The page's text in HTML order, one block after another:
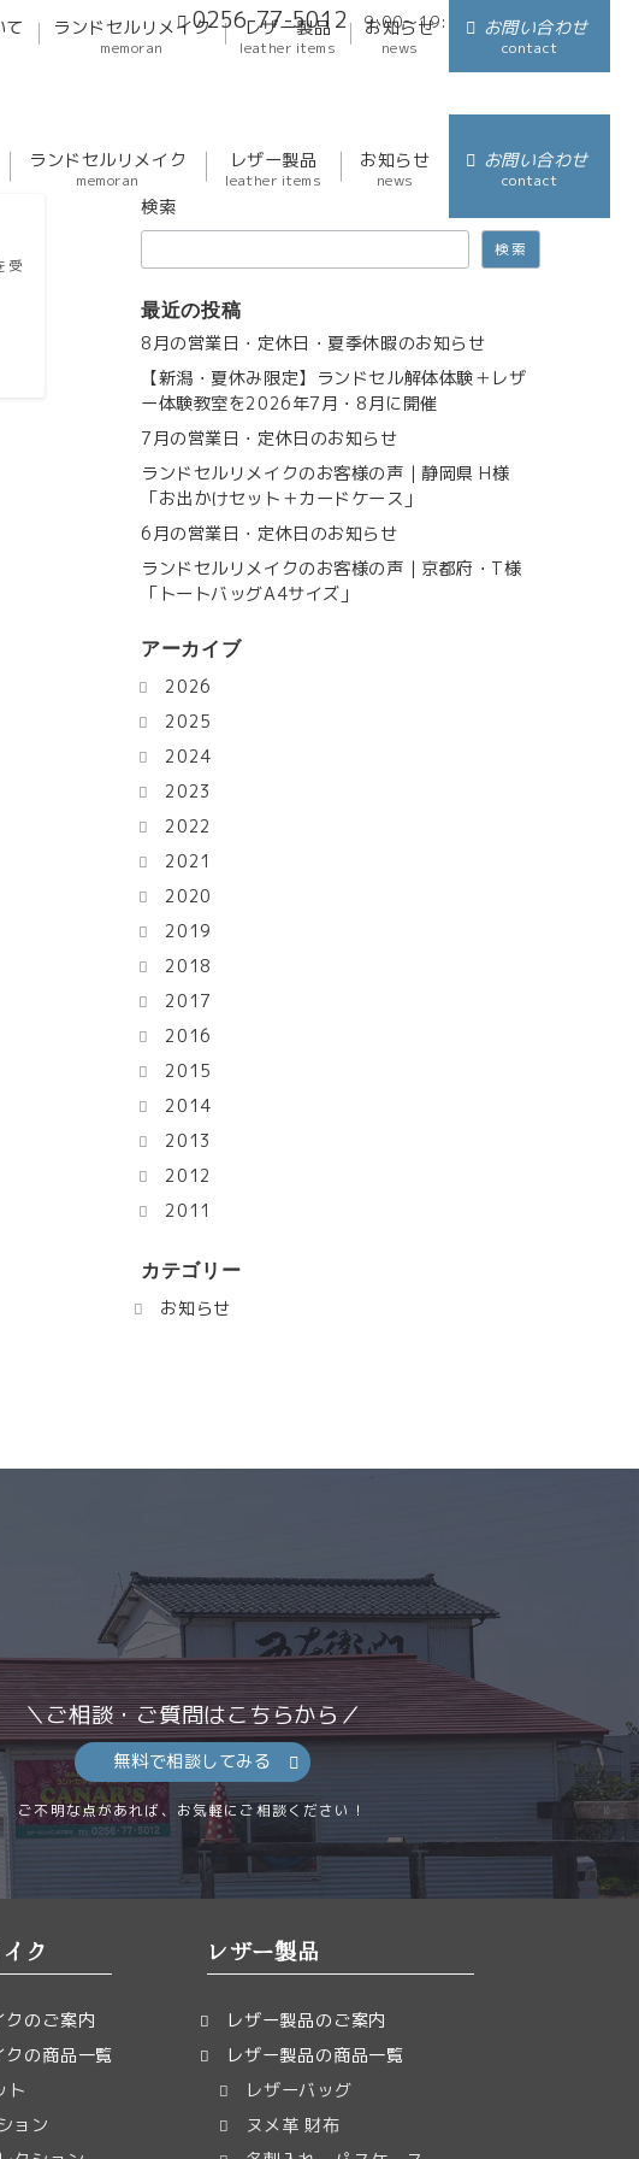
0256-77-5012 9:00～19:00 アクセス
ランドセルリメイク
memoran
レザー製品
leather items
お知らせ
news
お問い合わせ
contact
て ランドセルリメイク
memoran
レザー製品
leather items
お知らせ
news
お問い合わせ
contact
受
検索
検索
最近の投稿
8月の営業日・定休日・夏季休暇のお知らせ
【新潟・夏休み限定】ランドセル解体体験＋レザ
ー体験教室を2026年7月・8月に開催
7月の営業日・定休日のお知らせ
ランドセルリメイクのお客様の声｜静岡県 H様
「お出かけセット＋カードケース」
6月の営業日・定休日のお知らせ
ランドセルリメイクのお客様の声｜京都府・T様
「トートバッグA4サイズ」
アーカイブ
2026
2025
2024
2023
2022
2021
2020
2019
2018
2017
2016
2015
2014
2013
2012
2011
カテゴリー
お知らせ
＼ご相談・ご質問はこちらから／
無料で相談してみる
ご不明な点があれば、お気軽にご相談ください！
ク
クのご案内
クの商品一覧
ト
ョン
レザー製品
レザー製品のご案内
レザー製品の商品一覧
レザーバッグ
ヌメ革 財布